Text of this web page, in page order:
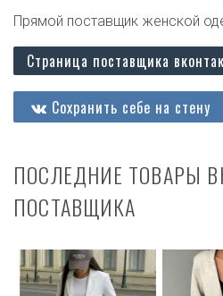
Прямой поставщик женской
Страница поставщика
Сохранить себе на стену
ПОСЛЕДНИЕ ТОВАРЫ
ПОСТАВЩИКА